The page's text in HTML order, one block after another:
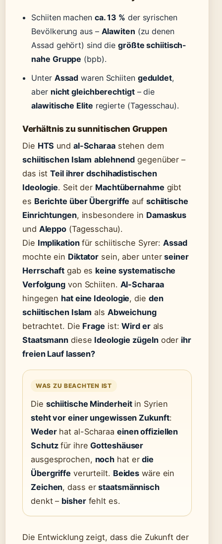
Schiiten machen ca. 13 % der syrischen
Bevölkerung aus – Alawiten (zu denen
Assad gehört) sind diegrößte schiitisch-
nahe Gruppe (bpb).
Unter Assad waren Schiiten geduldet,
aber nicht gleichberechtigt– die
alawitische Elite regierte (Tagesschau).
Verhältnis zu sunnitischen Gruppen
Die HTS und al-Scharaastehen dem
schiitischen Islam ablehnend gegenüber –
das istTeil ihrer dschihadistischen
Ideologie. Seit der Machtübernahmegibt
es Berichte über Übergriffe auf schiitische
Einrichtungen, insbesondere in Damaskus
und Aleppo (Tagesschau).
Die Implikationfür schiitische Syrer:Assad
mochte ein Diktator sein, aber unterseiner
Herrschaft gab es keine systematische
Verfolgung von Schiiten. Al-Scharaa
hingegen hat eine Ideologie, die den
schiitischen Islam als Abweichung
betrachtet. Die Frageist:Wird erals
Staatsmann diese Ideologie zügelnoder ihr
freien Lauf lassen?
WAS ZU BEACHTEN IST
Die schiitische Minderheitin Syrien
steht vor einer ungewissen Zukunft:
Wederhat al-Scharaa einen offiziellen
Schutzfür ihreGotteshäuser
ausgesprochen, noch hat erdie
Übergriffe verurteilt. Beides wäre ein
Zeichen, dass erstaatsmännisch
denkt – bisherfehlt es.
Die Entwicklung zeigt, dass die Zukunft der